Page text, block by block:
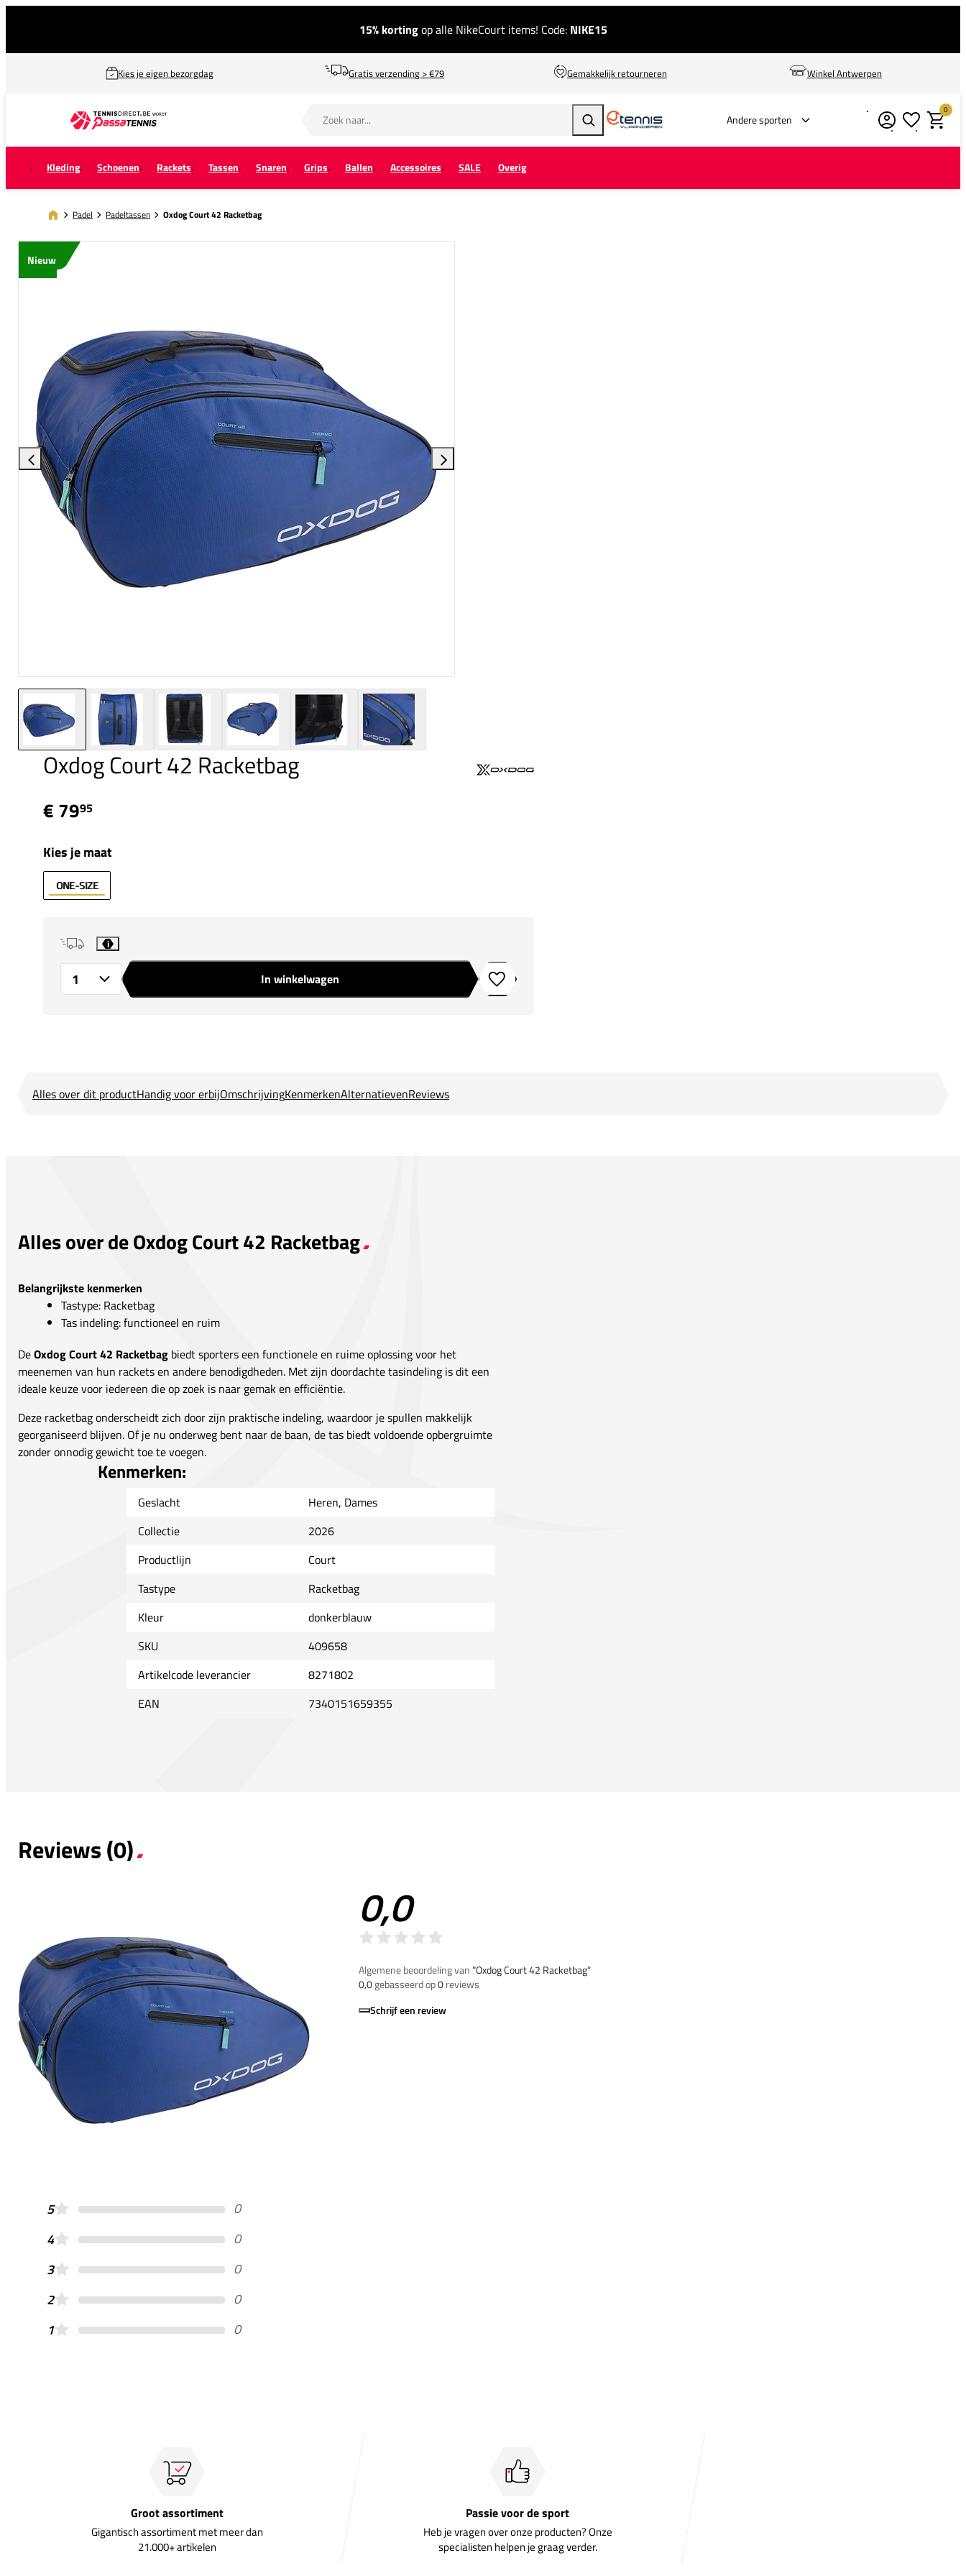
15% kortingop alle NikeCourt items! Code: NIKE15
Kies je eigen bezorgdag Gratis verzending > €79 Gemakkelijk retourneren Winkel Antwerpen
Zoeken Andere sporten Verlanglijstje
0
Kleding Schoenen Rackets Tassen Snaren Grips Ballen Accessoires SALE Overig
Padel Padeltassen Oxdog Court 42 Racketbag
Nieuw
Oxdog Court 42 Racketbag
€ 7995
Kies je maat
ONE-SIZE
i
In winkelwagen Toevoegen aan verlanglijstje
Alles over dit productHandig voor erbijOmschrijvingKenmerkenAlternatievenReviews
Alles over de Oxdog Court 42 Racketbag
Belangrijkste kenmerken
Tastype: Racketbag
Tas indeling: functioneel en ruim
DeOxdog Court 42 Racketbag biedt sporters een functionele en ruime oplossing voor het
meenemen van hun rackets en andere benodigdheden. Met zijn doordachte tasindeling is dit een
ideale keuze voor iedereen die op zoek is naar gemak en efficiëntie.
Deze racketbag onderscheidt zich door zijn praktische indeling, waardoor je spullen makkelijk
georganiseerd blijven. Of je nu onderweg bent naar de baan, de tas biedt voldoende opbergruimte
zonder onnodig gewicht toe te voegen.
Kenmerken:
Geslacht
Heren, Dames
Collectie
2026
Productlijn
Court
Tastype
Racketbag
Kleur
donkerblauw
SKU
409658
Artikelcode leverancier
8271802
EAN
7340151659355
Reviews (0)
0,0
Algemene beoordeling van”Oxdog Court 42 Racketbag“
0,0gebasseerd op0reviews
Schrijf een review
5
0
4
0
3
0
2
0
1
0
Groot assortiment
Gigantisch assortiment met meer dan
21.000+ artikelen
Passie voor de sport
Heb je vragen over onze producten? Onze
specialisten helpen je graag verder.